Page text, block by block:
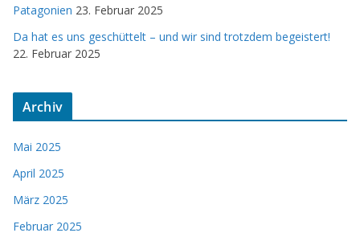
Patagonien 23. Februar 2025
Da hat es uns geschüttelt – und wir sind trotzdem begeistert!
22. Februar 2025
Archiv
Mai 2025
April 2025
März 2025
Februar 2025